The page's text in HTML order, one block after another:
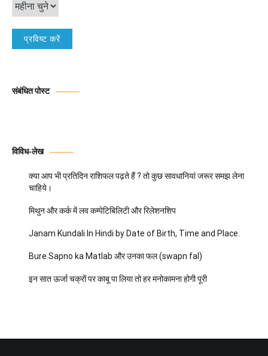
संबंधित पोस्ट
विविध-लेख
क्या आप भी प्रतिदिन राशिफल पढ़ते हैं ? तो कुछ सावधानियां जरूर समझ लेना
चाहिये।
मिथुन और कर्क में लव कम्पेटिबिलिटी और रिलेशनशिप
Janam Kundali In Hindi by Date of Birth, Time and Place.
Bure Sapno ka Matlab और उनका फल (swapn fal)
इन सात ऊर्जा चक्रों पर काबू पा लिया तो हर मनोकामना होगी पूरी